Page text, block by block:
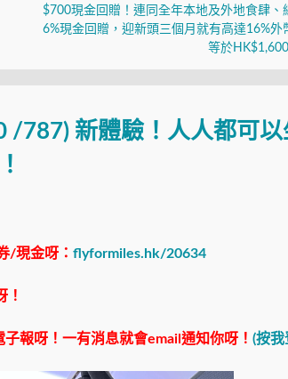
$700現金回贈！連同全年本地及外地食肆、
6%現金回贈，迎新頭三個月就有高達16%外
等於
/787) 新體驗！人人都可以
/現金呀： flyformiles.hk/20634
！
報呀！一有消息就會email通知你呀！ (按我